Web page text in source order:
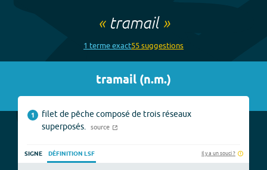
« tramail»
1 termeexact55suggestions
tramail (n.m.)
1
filet de pêche composé de trois réseaux
superposés.
source
SIGNE DÉFINITION LSF Il y a un souci ?